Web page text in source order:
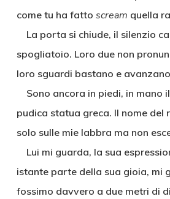
come tu ha fatto scream quella
La porta si chiude, il silenzio
spogliatoio. Loro due non
loro sguardi bastano e
Sono ancora in piedi, in mano
pudica statua greca. Il nome del
solo sulle mie labbra ma non
Lui mi guarda, la sua
istante parte della sua gioia, mi
fossimo davvero a due metri di